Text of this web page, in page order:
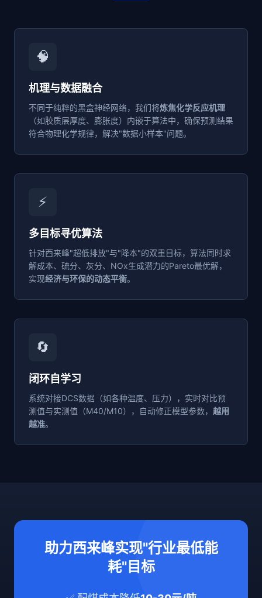
🧠
机理与数据融合
不同于纯粹的黑盒神经网络，我们将炼焦化学反应机理
（如胶质层厚度、膨胀度）内嵌于算法中，确保预测结果
符合物理化学规律，解决"数据小样本"问题。
⚡
多目标寻优算法
针对西来峰"超低排放"与"降本"的双重目标，算法同时求
解成本、硫分、灰分、NOx生成潜力的Pareto最优解，
实现经济与环保的动态平衡。
🔄
闭环自学习
系统对接DCS数据（如各种温度、压力），实时对比预
测值与实测值（M40/M10），自动修正模型参数， 越用
越准。
助力西来峰实现"行业最低能
耗"目标